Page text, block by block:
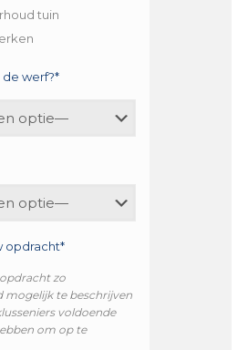
tuin
de werf?*
opdracht*
zo
mogelijk te beschrijven
voldoende
om op te